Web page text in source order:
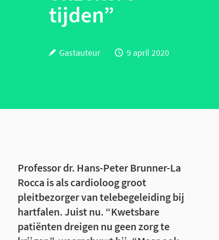
tijden”
Gastauteur 9 april 2020
Professor dr. Hans-Peter Brunner-La
Rocca is als cardioloog groot
pleitbezorger van telebegeleiding bij
hartfalen. Juist nu. “Kwetsbare
patiënten dreigen nu geen zorg te